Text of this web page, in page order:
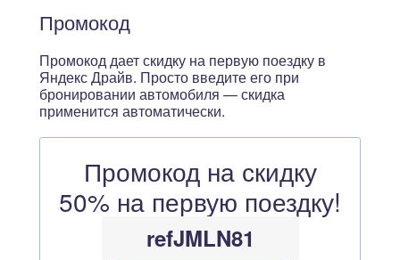
Промокод
Промокод дает скидку на первую поездку в
Яндекс Драйв. Просто введите его при
бронировании автомобиля — скидка
применится автоматически.
Промокод на скидку
50% на первую поездку!
refJMLN81